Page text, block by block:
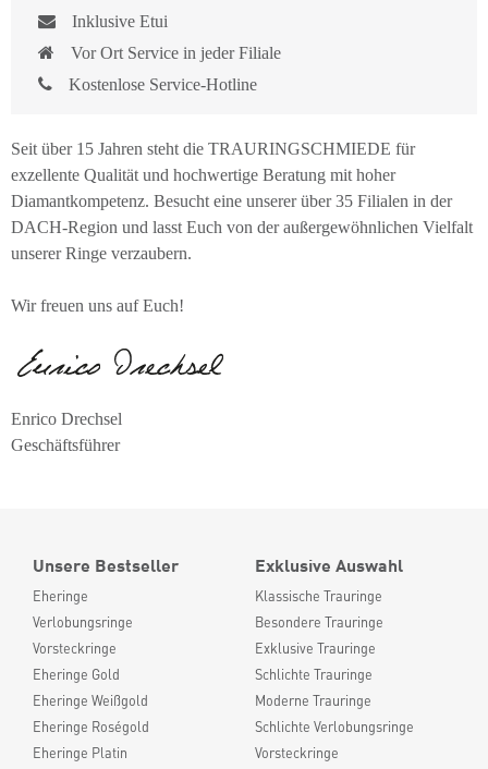
Inklusive Etui
Vor Ort Service in jeder Filiale
Kostenlose Service-Hotline
Seit über 15 Jahren steht die TRAURINGSCHMIEDE für
exzellente Qualität und hochwertige Beratung mit hoher
Diamantkompetenz. Besucht eine unserer über 35 Filialen in der
DACH-Region und lasst Euch von der außergewöhnlichen Vielfalt
unserer Ringe verzaubern.
Wir freuen uns auf Euch!
Enrico Drechsel
Geschäftsführer
Unsere Bestseller
Eheringe
Verlobungsringe
Vorsteckringe
Eheringe Gold
Eheringe Weißgold
Eheringe Roségold
Eheringe Platin
Exklusive Auswahl
Klassische Trauringe
Besondere Trauringe
Exklusive Trauringe
Schlichte Trauringe
Moderne Trauringe
Schlichte Verlobungsringe
Vorsteckringe